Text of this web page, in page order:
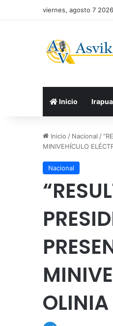
viernes, agosto 7 2026
Inicio
Inicio / Nacional /
MINIVEHÍCULO
Nacional
OLINIA